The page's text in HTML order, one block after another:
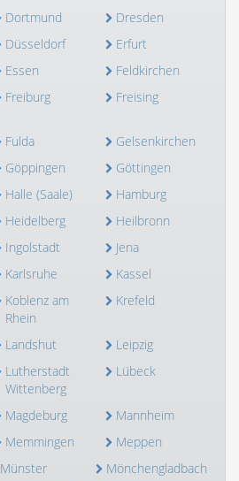
Dortmund
Dresden
Düsseldorf
Erfurt
Essen
Feldkirchen
Freiburg Freising
Fulda
Gelsenkirchen
Göppingen
Göttingen
Halle (Saale)
Hamburg
Heidelberg
Heilbronn
Ingolstadt
Jena
Karlsruhe
Kassel
Koblenz am
Rhein
Krefeld
Landshut
Leipzig
Lutherstadt
Wittenberg
Lübeck
Magdeburg
Mannheim
Memmingen
Meppen
Münster
Mönchengladbach